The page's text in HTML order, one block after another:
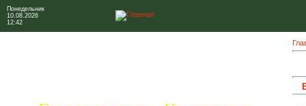
Понедельник
10.08.2026
12:42